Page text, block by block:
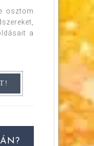
osztom
a